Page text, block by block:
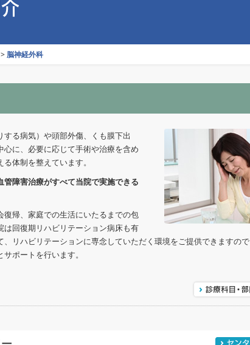
> 脳神経外科
る病気）や頭部外傷、くも膜下出
に、必要に応じて手術や治療を含め
体制を整えています。
障害治療がすべて当院で実施できる
帰、家庭での生活にいたるまでの包
回復期リハビリテーション病床も有
リハビリテーションに専念していただく環境をご提供できますの
ポートを行います。